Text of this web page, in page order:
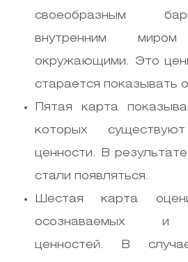
своеобразным
внутренним
окружающими. Это
старается показывать
Пятая карта
которых
ценности. В
стали появляться.
Шестая карта
осознаваемых и
ценностей. В